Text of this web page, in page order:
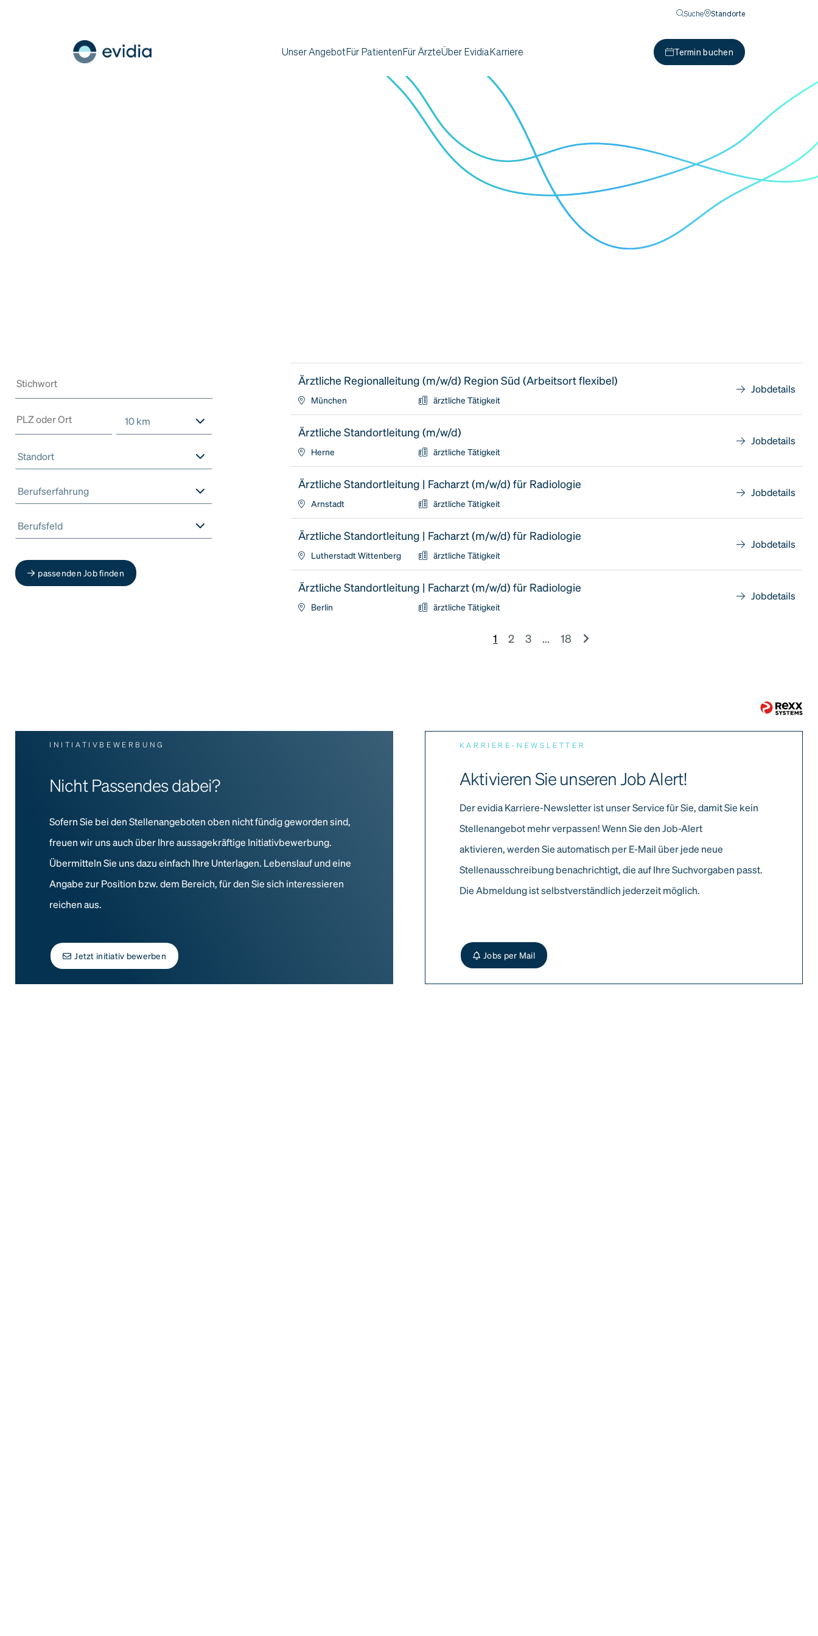
Suche Standorte
Unser AngebotFür PatientenFür ÄrzteÜber EvidiaKarriere Termin buchen
10 km
Standort
Berufserfahrung
Berufsfeld
passenden Job finden
Ärztliche Regionalleitung (m/w/d) Region Süd (Arbeitsort flexibel)
München ärztliche Tätigkeit
Jobdetails
Ärztliche Standortleitung (m/w/d)
Herne ärztliche Tätigkeit
Jobdetails
Ärztliche Standortleitung | Facharzt (m/w/d) für Radiologie
Arnstadt ärztliche Tätigkeit
Jobdetails
Ärztliche Standortleitung | Facharzt (m/w/d) für Radiologie
Lutherstadt Wittenberg ärztliche Tätigkeit
Jobdetails
Ärztliche Standortleitung | Facharzt (m/w/d) für Radiologie
Berlin ärztliche Tätigkeit
Jobdetails
1 2 3 ... 18
INITIATIVBEWERBUNG
Nicht Passendes dabei?
Sofern Sie bei den Stellenangeboten oben nicht fündig geworden sind,
freuen wir uns auch über Ihre aussagekräftige Initiativbewerbung.
Übermitteln Sie uns dazu einfach Ihre Unterlagen. Lebenslauf und eine
Angabe zur Position bzw. dem Bereich, für den Sie sich interessieren
reichen aus.
Jetzt initiativ bewerben
KARRIERE-NEWSLETTER
Aktivieren Sie unseren Job Alert!
Der evidia Karriere-Newsletter ist unser Service für Sie, damit Sie kein
Stellenangebot mehr verpassen! Wenn Sie den Job-Alert
aktivieren, werden Sie automatisch per E-Mail über jede neue
Stellenausschreibung benachrichtigt, die auf Ihre Suchvorgaben passt.
Die Abmeldung ist selbstverständlich jederzeit möglich.
Jobs per Mail